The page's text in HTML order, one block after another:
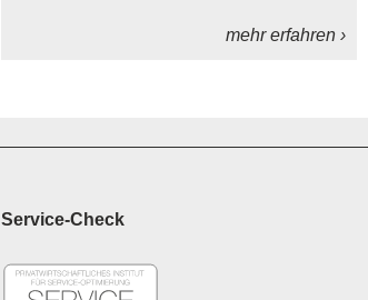
mehr erfahren ›
Service-Check